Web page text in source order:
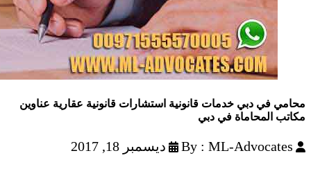
محامي في دبي خدمات قانونية استشارات قانونية عقارية عناوين
مكاتب المحاماة في دبي
By : ML-Advocates ديسمبر 18, 2017